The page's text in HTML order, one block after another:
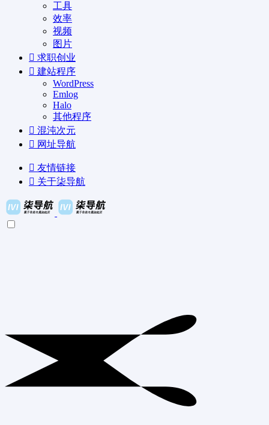
工具
效率
视频
图片
求职创业
建站程序
WordPress
Emlog
Halo
其他程序
混沌次元
网址导航
友情链接
关于柒导航